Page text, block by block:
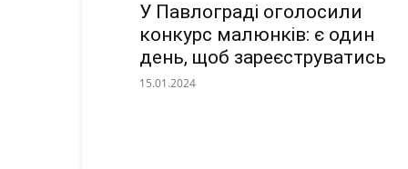
У Павлограді оголосили
конкурс малюнків: є один
день, щоб зареєструватись
15.01.2024